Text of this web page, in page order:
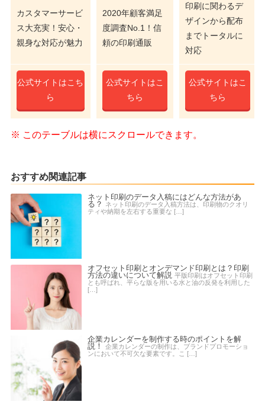
カスタマーサービ
ス大充実！安心・
親身な対応が魅力
2020年顧客満足
度調査No.1！信
頼の印刷通販
印刷に関わるデ
ザインから配布
までトータルに
対応
公式サイトはこち
ら
公式サイトはこ
ちら
公式サイトはこ
ちら
おすすめ関連記事
ネット印刷のデータ入稿にはどんな方法があ
る？
ネット印刷のデータ入稿方法は、印刷物のクオリ
ティや納期を左右する重要な […]
オフセット印刷とオンデマンド印刷とは？印刷
方法の違いについて解説 平版印刷はオフセット印刷
とも呼ばれ、平らな版を用いる水と油の反発を利用した
[…]
企業カレンダーを制作する時のポイントを解
説！
企業カレンダーの制作は、ブランドプロモーショ
ンにおいて不可欠な要素です。こ […]